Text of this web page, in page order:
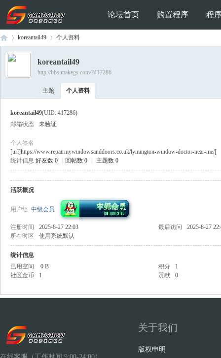
论坛首页 购置程序 程
›
koreantail49 个人资料
koreantail49
http://bbs.makegs.com/?417286
主题 个人资料
koreantail49(UID: 417286)
邮箱状态
未验证
个人签名
[url]https://www.repairmywindowsanddoors.co.uk/lymington-window-doctor-near-me/[
统计信息 好友数 0 回帖数 0 主题数 0
活跃概况
用户组 中级会员
注册时间 2025-8-27 22:03 最后访问
2025-8-27
所在时区
使用系统默认
统计信息
已用空间
0 B 积分
1
社区金币
1 贡献 0
关于我们
版权申明